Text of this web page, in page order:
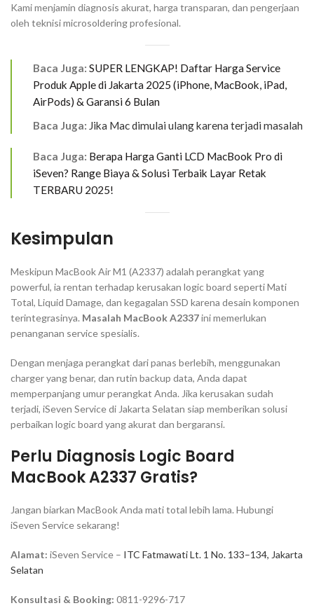
Kami menjamin diagnosis akurat, harga transparan, dan pengerjaan
oleh teknisimicrosolderingprofesional.
Baca Juga: SUPER LENGKAP! Daftar Harga Service
Produk Apple di Jakarta 2025 (iPhone, MacBook, iPad,
AirPods) & Garansi 6 Bulan
Baca Juga: Jika Mac dimulai ulang karena terjadi masalah
Baca Juga: Berapa Harga Ganti LCD MacBook Pro di
iSeven? Range Biaya & Solusi Terbaik Layar Retak
TERBARU 2025!
Kesimpulan
Meskipun MacBook Air M1 (A2337) adalah perangkat yang
powerful, ia rentan terhadap kerusakan logic board seperti Mati
Total, Liquid Damage, dan kegagalan SSD karena desain komponen
terintegrasinya. Masalah MacBook A2337ini memerlukan
penanganan service spesialis.
Dengan menjaga perangkat dari panas berlebih, menggunakan
chargeryang benar, dan rutin backup data, Anda dapat
memperpanjang umur perangkat Anda. Jika kerusakan sudah
terjadi, iSeven Service di Jakarta Selatan siap memberikan solusi
perbaikan logic board yang akurat dan bergaransi.
Perlu Diagnosis Logic Board
MacBook A2337 Gratis?
Jangan biarkan MacBook Anda mati total lebih lama. Hubungi
iSeven Service sekarang!
Alamat: iSeven Service – ITC Fatmawati Lt. 1 No. 133–134, Jakarta
Selatan
Konsultasi & Booking: 0811-9296-717